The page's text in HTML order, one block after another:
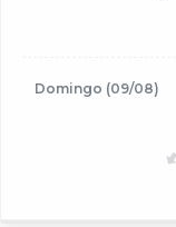
Domingo (09/08)